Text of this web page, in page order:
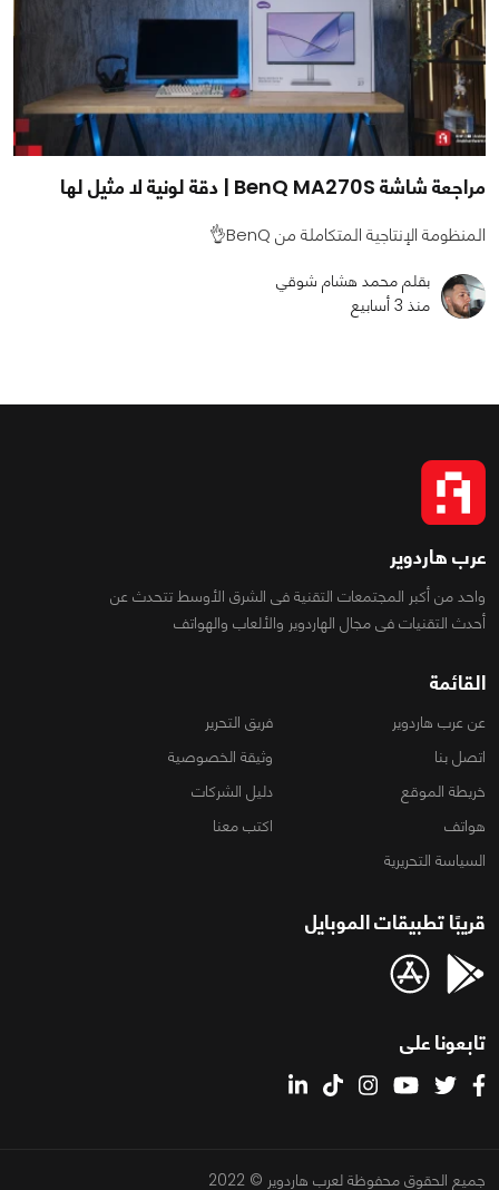
مراجعة شاشة BenQ MA270S | دقة لونية لا مثيل لها
المنظومة الإنتاجية المتكاملة من BenQ👌
بقلم محمد هشام شوقي
منذ 3 أسابيع
عرب هاردوير
واحد من أكبر المجتمعات التقنية فى الشرق الأوسط تتحدث عن
أحدث التقنيات فى مجال الهاردوير والألعاب والهواتف
القائمة
عن عرب هاردوير
فريق التحرير
اتصل بنا
وثيقة الخصوصية
خريطة الموقع
دليل الشركات
هواتف
اكتب معنا
السياسة التحريرية
قريبًا تطبيقات الموبايل
تابعونا على
جميع الحقوق محفوظة لعرب هاردوير © 2022